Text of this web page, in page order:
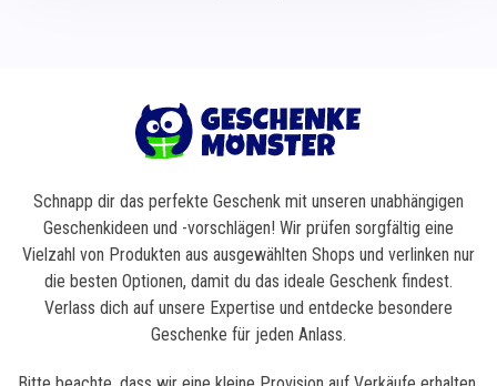
Schnapp dir das perfekte Geschenk mit unseren unabhängigen
Geschenkideen und -vorschlägen! Wir prüfen sorgfältig eine
Vielzahl von Produkten aus ausgewählten Shops und verlinken nur
die besten Optionen, damit du das ideale Geschenk findest.
Verlass dich auf unsere Expertise und entdecke besondere
Geschenke für jeden Anlass.